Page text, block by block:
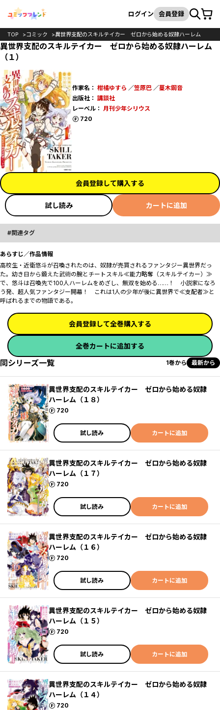
検索
ログイン 会員登録カート
TOP コミック 異世界支配のスキルテイカー ゼロから始める奴隷ハーレム
異世界支配のスキルテイカー ゼロから始める奴隷ハーレム
（１）
作家名： 柑橘ゆすら ／笠原巴／蔓木鋼音
出版社： 講談社
レーベル： 月刊少年シリウス
720
ポイント
会員登録して購入する
試し読み カートに追加
関連タグ
あらすじ／作品情報
高校生・近衛悠斗が召喚されたのは、奴隷が売買されるファンタジー異世界だっ
た。幼き日から鍛えた武術の腕とチートスキル≪能力略奪（スキルテイカー）≫
で、悠斗は召喚先で100人ハーレムをめざし、無双を始める……！ 小説家になろ
う発、超人気ファンタジー開幕！ ――これは1人の少年が後に異世界で≪支配者≫と
呼ばれるまでの物語である。
会員登録して全巻購入する
全巻カートに追加する
同シリーズ一覧 1巻から 最新から
異世界支配のスキルテイカー ゼロから始める奴隷
ハーレム（１８）
720
ポイント
試し読み カートに追加
異世界支配のスキルテイカー ゼロから始める奴隷
ハーレム（１７）
720
ポイント
試し読み カートに追加
異世界支配のスキルテイカー ゼロから始める奴隷
ハーレム（１６）
720
ポイント
試し読み カートに追加
異世界支配のスキルテイカー ゼロから始める奴隷
ハーレム（１５）
720
ポイント
試し読み カートに追加
異世界支配のスキルテイカー ゼロから始める奴隷
ハーレム（１４）
720
ポイント